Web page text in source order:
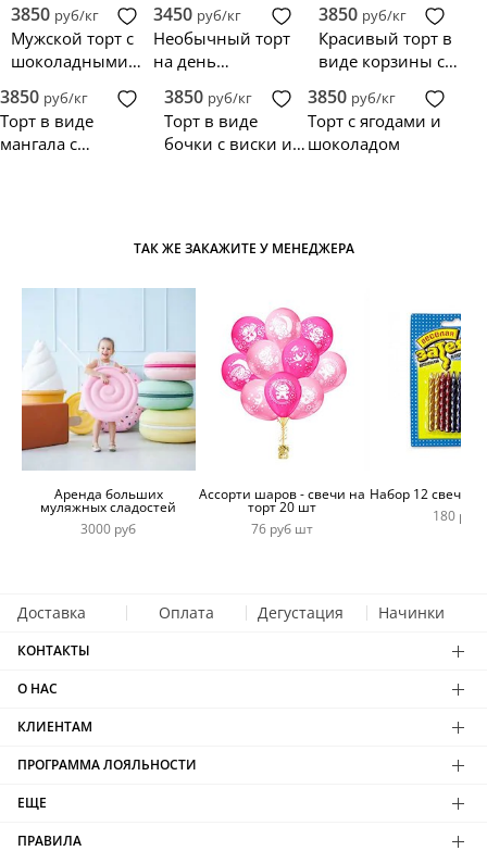
30 лет
Дэниэлс
3850 руб/кг
Мужской торт с
шоколадными
бутылкой виски
3450 руб/кг
Необычный торт
на день
3850 руб/кг
Красивый торт в
виде корзины с
вином для
юриста
3850 руб/кг
Торт в виде
мангала с
3850 руб/кг
Торт в виде
бочки с виски и
3850 руб/кг
Торт с ягодами и
шоколадом
ТАК ЖЕ ЗАКАЖИТЕ У МЕНЕДЖЕРА
Аренда больших
муляжных сладостей
3000 руб
Ассорти шаров - свечи на
торт 20 шт
76 руб шт
Набор 12 свечей
180 руб
Доставка Оплата Дегустация Начинки
КОНТАКТЫ
О НАС
КЛИЕНТАМ
ПРОГРАММА ЛОЯЛЬНОСТИ
ЕЩЕ
ПРАВИЛА